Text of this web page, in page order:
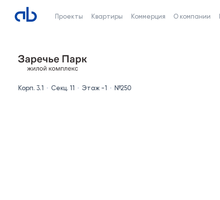
Проекты Квартиры Коммерция О компании
Корп. 3.1 Секц. 11 Этаж -1 №250